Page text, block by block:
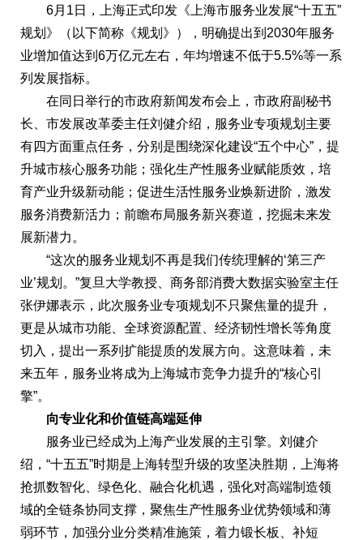
6月1日，上海正式印发《上海市服务业发展“十五五”
规划》（以下简称《规划》），明确提出到2030年服务
业增加值达到6万亿元左右，年均增速不低于5.5%等一系
列发展指标。
在同日举行的市政府新闻发布会上，市政府副秘书
长、市发展改革委主任刘健介绍，服务业专项规划主要
有四方面重点任务，分别是围绕深化建设“五个中心”，提
升城市核心服务功能；强化生产性服务业赋能质效，培
育产业升级新动能；促进生活性服务业焕新进阶，激发
服务消费新活力；前瞻布局服务新兴赛道，挖掘未来发
展新潜力。
“这次的服务业规划不再是我们传统理解的‘第三产
业’规划。”复旦大学教授、商务部消费大数据实验室主任
张伊娜表示，此次服务业专项规划不只聚焦量的提升，
更是从城市功能、全球资源配置、经济韧性增长等角度
切入，提出一系列扩能提质的发展方向。这意味着，未
来五年，服务业将成为上海城市竞争力提升的“核心引
擎”。
向专业化和价值链高端延伸
服务业已经成为上海产业发展的主引擎。刘健介
绍，“十五五”时期是上海转型升级的攻坚决胜期，上海将
抢抓数智化、绿色化、融合化机遇，强化对高端制造领
域的全链条协同支撑，聚焦生产性服务业优势领域和薄
弱环节，加强分业分类精准施策，着力锻长板、补短